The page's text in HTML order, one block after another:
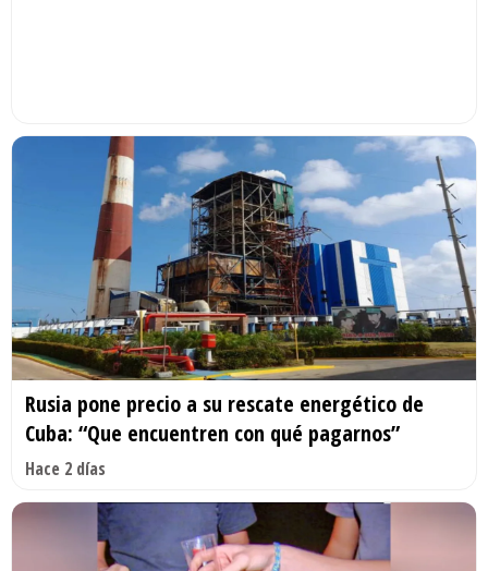
Rusia pone precio a su rescate energético de
Cuba: “Que encuentren con qué pagarnos”
Hace 2 días